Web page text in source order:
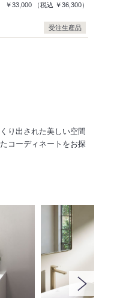
￥33,000 （税込 ￥36,300）
受注生産品
り出された美しい空間
コーディネートをお探